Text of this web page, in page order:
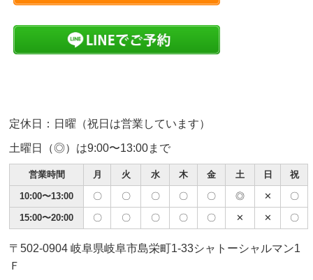
定休日：日曜（祝日は営業しています）
土曜日（◎）は9:00〜13:00まで
営業時間 月 火 水 木 金 土 日 祝
10:00〜13:00 〇 〇 〇 〇 〇 ◎ ✕ 〇
15:00〜20:00 〇 〇 〇 〇 〇 ✕ ✕ 〇
〒502-0904 岐阜県岐阜市島栄町1-33シャトーシャルマン1
Ｆ